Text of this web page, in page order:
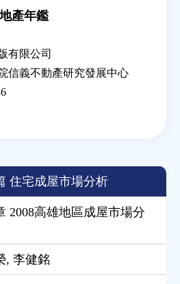
產年鑑
有限公司
信義不動產研究發展中心
住宅成屋市場分析
2008高雄地區成屋市場分
,李健銘